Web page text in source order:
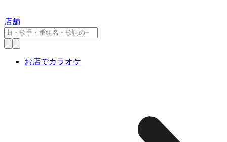
店舗
お店でカラオケ